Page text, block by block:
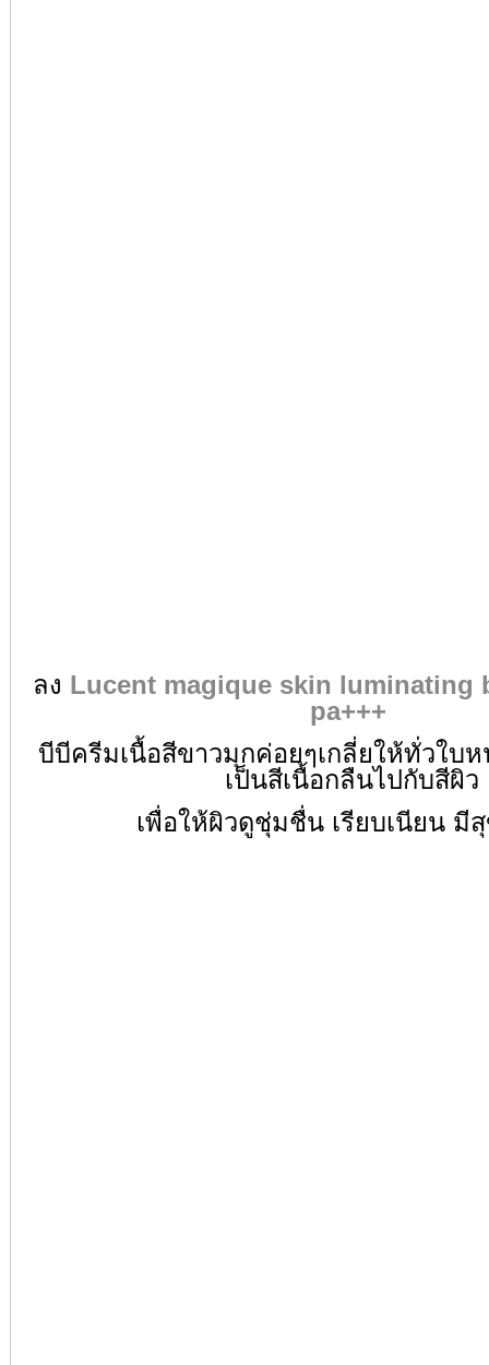
ลง Lucent magique skin luminating
pa+++
บีบีครีมเนื้อสีขาวมุกค่อยๆเกลี่ยให้ทั่วใบห
เป็นสีเนื้อกลืนไปกับสีผิว
เพื่อให้ผิวดูชุ่มชื่น เรียบเนียน มี